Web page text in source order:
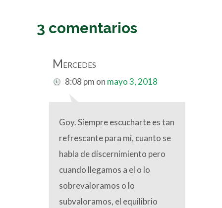
3 comentarios
Mercedes
8:08 pm on mayo 3, 2018
Goy. Siempre escucharte es tan
refrescante para mi, cuanto se
habla de discernimiento pero
cuando llegamos a el o lo
sobrevaloramos o lo
subvaloramos, el equilibrio